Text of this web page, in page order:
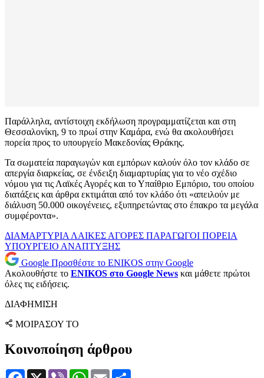
Παράλληλα, αντίστοιχη εκδήλωση προγραμματίζεται και στη
Θεσσαλονίκη, 9 το πρωί στην Καμάρα, ενώ θα ακολουθήσει
πορεία προς το υπουργείο Μακεδονίας Θράκης.
Τα σωματεία παραγωγών και εμπόρων καλούν όλο τον κλάδο σε
απεργία διαρκείας, σε ένδειξη διαμαρτυρίας για το νέο σχέδιο
νόμου για τις Λαϊκές Αγορές και το Υπαίθριο Εμπόριο, του οποίου
διατάξεις και άρθρα εκτιμάται από τον κλάδο ότι «απειλούν με
διάλυση 50.000 οικογένειες, εξυπηρετώντας στο έπακρο τα μεγάλα
συμφέροντα».
ΔΙΑΜΑΡΤΥΡΙΑ ΛΑΙΚΕΣ ΑΓΟΡΕΣ ΠΑΡΑΓΩΓΟΙ ΠΟΡΕΙΑ
ΥΠΟΥΡΓΕΙΟ ΑΝΑΠΤΥΞΗΣ
Google Προσθέστε το ENIKOS στην Google
Ακολουθήστε το ENIKOS στο Google News και μάθετε πρώτοι
όλες τις ειδήσεις.
ΔΙΑΦΗΜΙΣΗ
ΜΟΙΡΑΣΟΥ ΤΟ
Κοινοποίηση άρθρου
Facebook
X Viber WhatsApp
Email